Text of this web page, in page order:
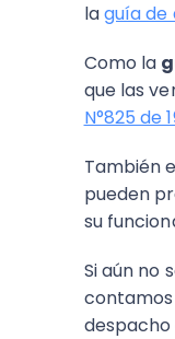
laguía de
Como la
que las
N°825 de
También
pueden
su
Si aún no